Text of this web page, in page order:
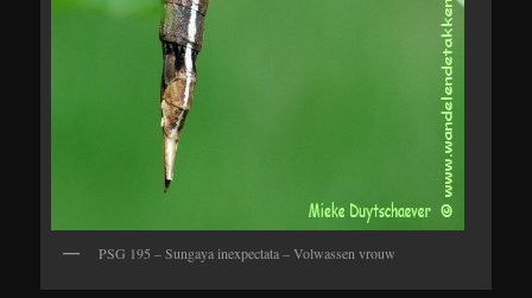
PSG 195 – Sungaya inexpectata – Volwassen vrouw